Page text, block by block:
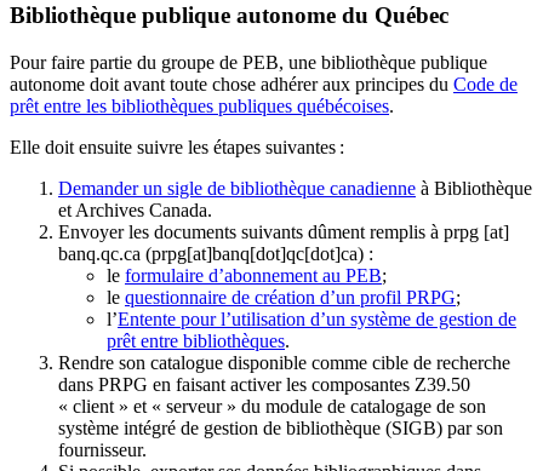
Bibliothèque publique autonome du Québec
Pour faire partie du groupe de PEB, une bibliothèque publique
autonome doit avant toute chose adhérer aux principes du Code de
prêt entre les bibliothèques publiques québécoises.
Elle doit ensuite suivre les étapes suivantes :
Demander un sigle de bibliothèque canadienne à Bibliothèque
et Archives Canada.
Envoyer les documents suivants dûment remplis à prpg [at]
banq.qc.ca (prpg[at]banq[dot]qc[dot]ca) :
le formulaire d’abonnement au PEB;
le questionnaire de création d’un profil PRPG;
l’Entente pour l’utilisation d’un système de gestion de
prêt entre bibliothèques.
Rendre son catalogue disponible comme cible de recherche
dans PRPG en faisant activer les composantes Z39.50
« client » et « serveur » du module de catalogage de son
système intégré de gestion de bibliothèque (SIGB) par son
fournisseur.